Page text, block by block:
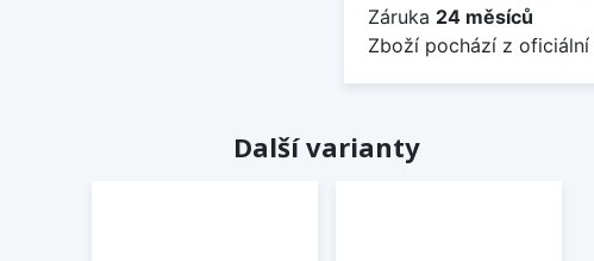
Záruka 24 měsíců
Zboží pochází z
Další varianty